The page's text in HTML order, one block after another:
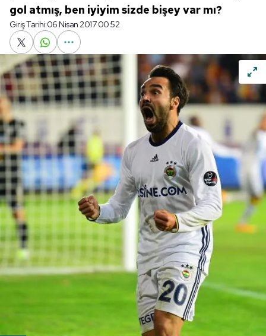
gol atmış, ben iyiyim sizde bişey var mı?
Giriş Tarihi:06 Nisan 2017 00:52